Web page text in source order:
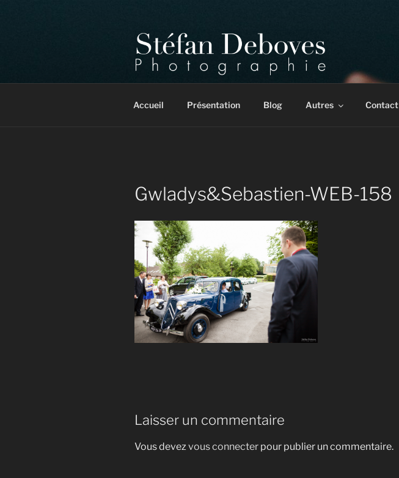
Accueil Présentation Blog Autres Contact
Gwladys&Sebastien-WEB-158
Laisser un commentaire
Vous devezvous connecter pour publier un commentaire.